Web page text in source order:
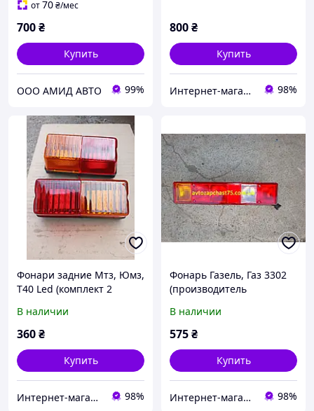
от70₴/мес
700₴
Купить
ООО АМИД АВТО 99%
800₴
Купить
Интернет-магазин автозапчастей 98%
Фонари задние Мтз, Юмз,
Т40 Led (комплект 2
Дорожная карта, Харьков
В наличии
360₴
Купить
Интернет-магазин автозапчастей 98%
Фонарь Газель, Газ 3302
(производитель
В наличии
575₴
Купить
Интернет-магазин автозапчастей 98%